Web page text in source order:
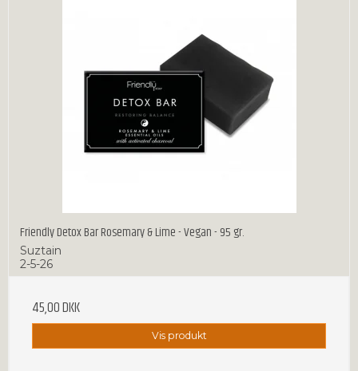
Friendly Detox Bar Rosemary & Lime - Vegan - 95 gr.
Suztain
2-5-26
45,00 DKK
Vis produkt